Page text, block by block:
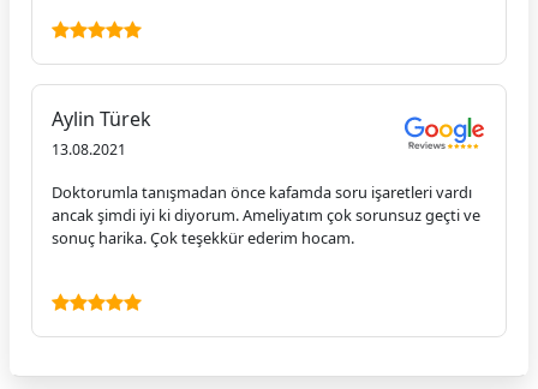
doktorumu buldum diyeceğinize eminim. Çokça başarılar
Aylin Türek
13.08.2021
Doktorumla tanışmadan önce kafamda soru işaretleri vardı
ancak şimdi iyi ki diyorum. Ameliyatım çok sorunsuz geçti ve
sonuç harika. Çok teşekkür ederim hocam.